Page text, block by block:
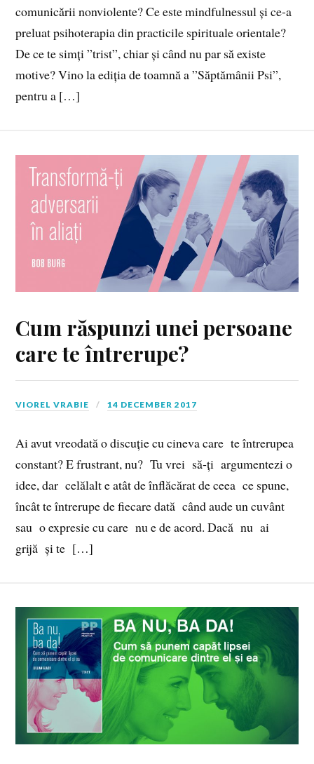
comunicării nonviolente? Ce este mindfulnessul și ce-a
preluat psihoterapia din practicile spirituale orientale?
De ce te simți ”trist”, chiar și când nu par să existe
motive? Vino la ediția de toamnă a ”Săptămânii Psi”,
pentru a […]
Cum răspunzi unei persoane
care te întrerupe?
VIOREL VRABIE 14 DECEMBER 2017
Ai avut vreodată o discuție cu cineva care te întrerupea
constant? E frustrant, nu? Tu vrei să‑ți argumentezi o
idee, dar celălalt e atât de înflăcărat de ceea ce spune,
încât te întrerupe de fiecare dată când aude un cuvânt
sau o expresie cu care nu e de acord. Dacă nu ai
grijă și te […]